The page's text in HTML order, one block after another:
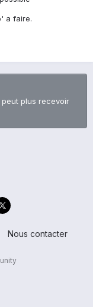
a faire.
plus recevoir
Nous contacter